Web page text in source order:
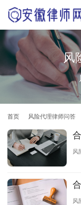
风
首页 风险代理律师问答
风
风